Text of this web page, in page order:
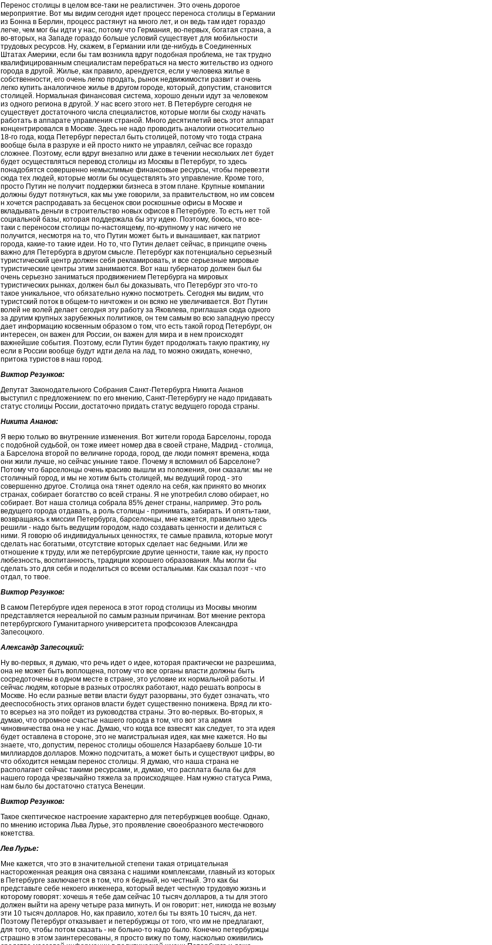
Перенос столицы в целом все-таки не реалистичен. Это очень дорогое
мероприятие. Вот мы видим сегодня идет процесс переноса столицы в Германии
из Бонна в Берлин, процесс растянут на много лет, и он ведь там идет гораздо
легче, чем мог бы идти у нас, потому что Германия, во-первых, богатая страна, а
во-вторых, на Западе гораздо больше условий существует для мобильности
трудовых ресурсов. Ну, скажем, в Германии или где-нибудь в Соединенных
Штатах Америки, если бы там возникла вдруг подобная проблема, не так трудно
квалифицированным специалистам перебраться на место жительство из одного
города в другой. Жилье, как правило, арендуется, если у человека жилье в
собственности, его очень легко продать, рынок недвижимости развит и очень
легко купить аналогичное жилье в другом городе, который, допустим, становится
столицей. Нормальная финансовая система, хорошо деньги идут за человеком
из одного региона в другой. У нас всего этого нет. В Петербурге сегодня не
существует достаточного числа специалистов, которые могли бы сходу начать
работать в аппарате управления страной. Много десятилетий весь этот аппарат
концентрировался в Москве. Здесь не надо проводить аналогии относительно
18-го года, когда Петербург перестал быть столицей, потому что тогда страна
вообще была в разрухе и ей просто никто не управлял, сейчас все гораздо
сложнее. Поэтому, если вдруг внезапно или даже в течении нескольких лет будет
будет осуществляться перевод столицы из Москвы в Петербург, то здесь
понадобятся совершенно немыслимые финансовые ресурсы, чтобы перевезти
сюда тех людей, которые могли бы осуществлять это управление. Кроме того,
просто Путин не получит поддержки бизнеса в этом плане. Крупные компании
должны будут потянуться, как мы уже говорили, за правительством, но им совсем
н хочется распродавать за бесценок свои роскошные офисы в Москве и
вкладывать деньги в строительство новых офисов в Петербурге. То есть нет той
социальной базы, которая поддержала бы эту идею. Поэтому, боюсь, что все-
таки с переносом столицы по-настоящему, по-крупному у нас ничего не
получится, несмотря на то, что Путин может быть и вынашивает, как патриот
города, какие-то такие идеи. Но то, что Путин делает сейчас, в принципе очень
важно для Петербурга в другом смысле. Петербург как потенциально серьезный
туристический центр должен себя рекламировать, и все серьезные мировые
туристические центры этим занимаются. Вот наш губернатор должен был бы
очень серьезно заниматься продвижением Петербурга на мировых
туристических рынках, должен был бы доказывать, что Петербург это что-то
такое уникальное, что обязательно нужно посмотреть. Сегодня мы видим, что
туристский поток в общем-то ничтожен и он всяко не увеличивается. Вот Путин
волей не волей делает сегодня эту работу за Яковлева, приглашая сюда одного
за другим крупных зарубежных политиков, он тем самым во всю западную прессу
дает информацию косвенным образом о том, что есть такой город Петербург, он
интересен, он важен для России, он важен для мира и в нем происходят
важнейшие события. Поэтому, если Путин будет продолжать такую практику, ну
если в России вообще будут идти дела на лад, то можно ожидать, конечно,
притока туристов в наш город.
Виктор Резунков:
Депутат Законодательного Собрания Санкт-Петербурга Никита Ананов
выступил с предложением: по его мнению, Санкт-Петербургу не надо придавать
статус столицы России, достаточно придать статус ведущего города страны.
Никита Ананов:
Я верю только во внутренние изменения. Вот жители города Барселоны, города
с подобной судьбой, он тоже имеет номер два в своей стране, Мадрид - столица,
а Барселона второй по величине города, город, где люди помнят времена, когда
они жили лучше, но сейчас уныние такое. Почему я вспомнил об Барселоне?
Потому что барселонцы очень красиво вышли из положения, они сказали: мы не
столичный город, и мы не хотим быть столицей, мы ведущий город - это
совершенно другое. Столица она тянет одеяло на себя, как принято во многих
странах, собирает богатство со всей страны. Я не употребил слово обирает, но
собирает. Вот наша столица собрала 85% денег страны, например. Это роль
ведущего города отдавать, а роль столицы - принимать, забирать. И опять-таки,
возвращаясь к миссии Петербурга, барселонцы, мне кажется, правильно здесь
решили - надо быть ведущим городом, надо создавать ценности и делиться с
ними. Я говорю об индивидуальных ценностях, те самые правила, которые могут
сделать нас богатыми, отсутствие которых сделает нас бедными. Или же
отношение к труду, или же петербургские другие ценности, такие как, ну просто
любезность, воспитанность, традиции хорошего образования. Мы могли бы
сделать это для себя и поделиться со всеми остальными. Как сказал поэт - что
отдал, то твое.
Виктор Резунков:
В самом Петербурге идея переноса в этот город столицы из Москвы многим
представляется нереальной по самым разным причинам. Вот мнение ректора
петербургского Гуманитарного университета профсоюзов Александра
Запесоцкого.
Александр Запесоцкий:
Ну во-первых, я думаю, что речь идет о идее, которая практически не разрешима,
она не может быть воплощена, потому что все органы власти должны быть
сосредоточены в одном месте в стране, это условие их нормальной работы. И
сейчас людям, которые в разных отрослях работают, надо решать вопросы в
Москве. Но если разные ветви власти будут разорваны, это будет означать, что
дееспособность этих органов власти будет существенно понижена. Вряд ли кто-
то всерьез на это пойдет из руководства страны. Это во-первых. Во-вторых, я
думаю, что огромное счастье нашего города в том, что вот эта армия
чиновничества она не у нас. Думаю, что когда все взвесят как следует, то эта идея
будет оставлена в стороне, это не магистральная идея, как мне кажется. Но вы
знаете, что, допустим, перенос столицы обошелся Назарбаеву больше 10-ти
миллиардов долларов. Можно подсчитать, а может быть и существуют цифры, во
что обходится немцам перенос столицы. Я думаю, что наша страна не
располагает сейчас такими ресурсами, и, думаю, что расплата была бы для
нашего города чрезвычайно тяжела за происходящее. Нам нужно статуса Рима,
нам было бы достаточно статуса Венеции.
Виктор Резунков:
Такое скептическое настроение характерно для петербуржцев вообще. Однако,
по мнению историка Льва Лурье, это проявление своеобразного местечкового
кокетства.
Лев Лурье:
Мне кажется, что это в значительной степени такая отрицательная
настороженная реакция она связана с нашими комплексами, главный из которых
в Петербурге заключается в том, что я бедный, но честный. Это как бы
представьте себе некоего инженера, который ведет честную трудовую жизнь и
которому говорят: хочешь я тебе дам сейчас 10 тысяч долларов, а ты для этого
должен выйти на арену четыре раза мигнуть. И он говорит: нет, никогда не возьму
эти 10 тысяч долларов. Но, как правило, хотел бы ты взять 10 тысяч, да нет.
Поэтому Петербург отказывает и петербуржцы от того, что им не предлагают,
для того, чтобы потом сказать - не больно-то надо было. Конечно петербуржцы
страшно в этом заинтересованы, я просто вижу по тому, насколько оживились